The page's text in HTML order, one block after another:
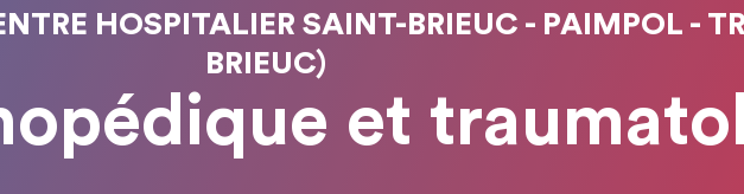
HOSPITALIER SAINT-BRIEUC - PAIMPOL -
BRIEUC)
et